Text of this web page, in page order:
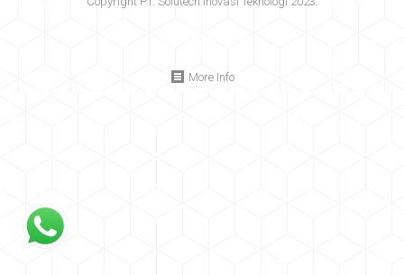
More Info